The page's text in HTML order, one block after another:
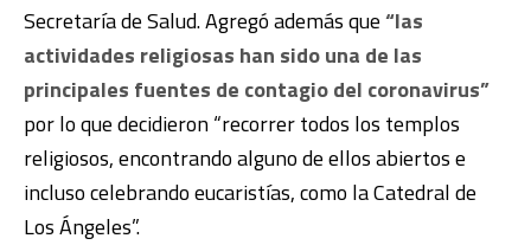
Secretaría de Salud. Agregó además que“las
actividades religiosas han sido una de las
principales fuentes de contagio del coronavirus”
por lo que decidieron “recorrer todos los templos
religiosos, encontrando alguno de ellos abiertos e
incluso celebrando eucaristías, como la Catedral de
Los Ángeles”.